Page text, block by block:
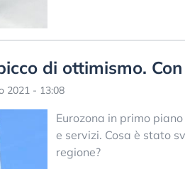
di ottimismo.
2021 - 13:08
Eurozona in primo
e servizi. Cosa è stato
regione?